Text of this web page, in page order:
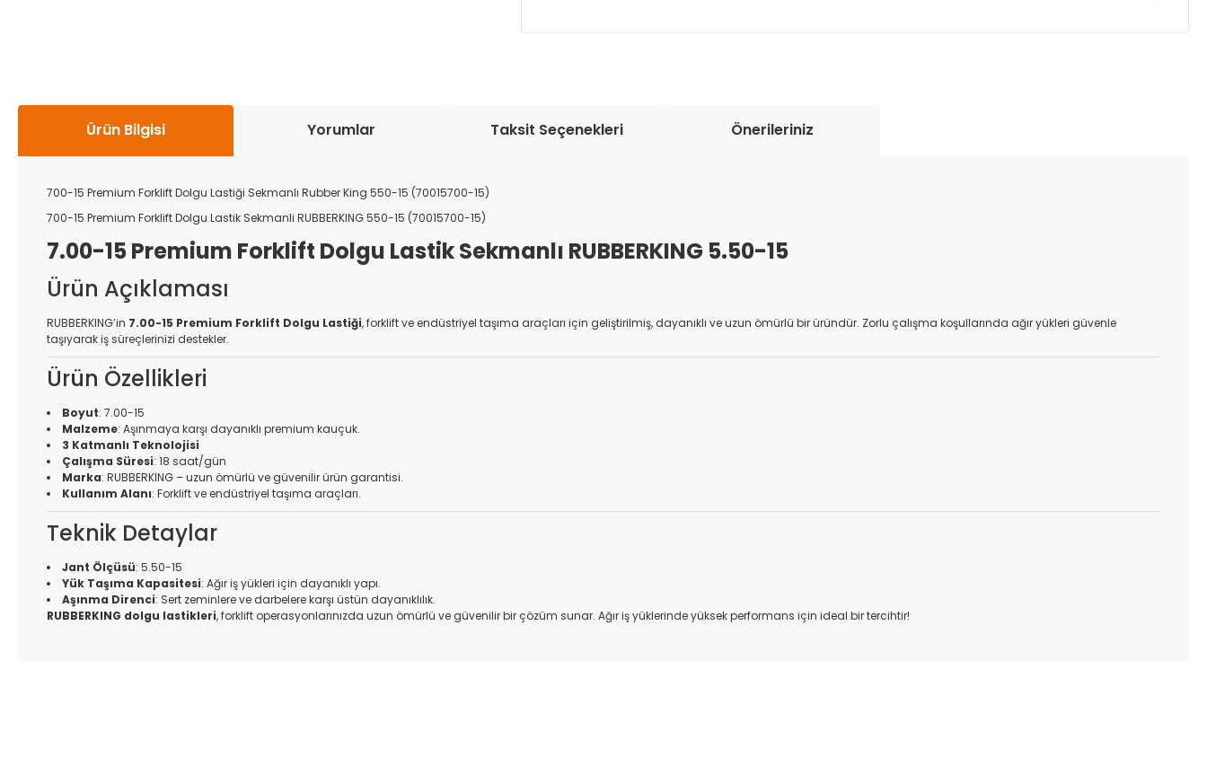
Ürün Bilgisi Yorumlar Taksit Seçenekleri Önerileriniz
700-15 Premium Forklift Dolgu Lastiği Sekmanlı Rubber King 550-15 (70015700-15)
700-15 Premium Forklift Dolgu Lastik Sekmanli RUBBERKING 550-15 (70015700-15)
7.00-15 Premium Forklift Dolgu Lastik Sekmanlı RUBBERKING 5.50-15
Ürün Açıklaması
RUBBERKING’in 7.00-15 Premium Forklift Dolgu Lastiği, forklift ve endüstriyel taşıma araçları için geliştirilmiş, dayanıklı ve uzun ömürlü bir üründür. Zorlu çalışma koşullarında ağır yükleri güvenle
taşıyarak iş süreçlerinizi destekler.
Ürün Özellikleri
Boyut: 7.00-15
Malzeme: Aşınmaya karşı dayanıklı premium kauçuk.
3 Katmanlı Teknolojisi
Çalışma Süresi: 18 saat/gün
Marka: RUBBERKING – uzun ömürlü ve güvenilir ürün garantisi.
Kullanım Alanı: Forklift ve endüstriyel taşıma araçları.
Teknik Detaylar
Jant Ölçüsü: 5.50-15
Yük Taşıma Kapasitesi: Ağır iş yükleri için dayanıklı yapı.
Aşınma Direnci: Sert zeminlere ve darbelere karşı üstün dayanıklılık.
RUBBERKING dolgu lastikleri, forklift operasyonlarınızda uzun ömürlü ve güvenilir bir çözüm sunar. Ağır iş yüklerinde yüksek performans için ideal bir tercihtir!